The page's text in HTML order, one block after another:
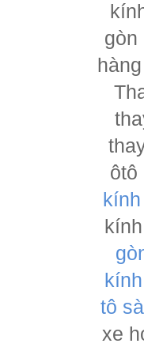
gòn
ôtô
tô
xe